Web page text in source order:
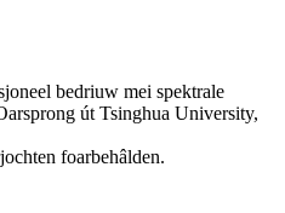
bedriuw mei spektrale
út Tsinghua University,
foarbehâlden.